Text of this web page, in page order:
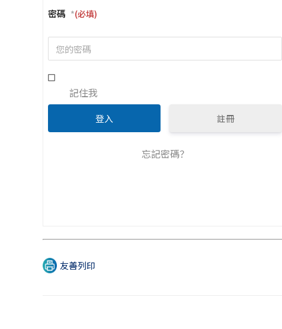
密碼 *
記住我
註冊
忘記密碼？
友善列印